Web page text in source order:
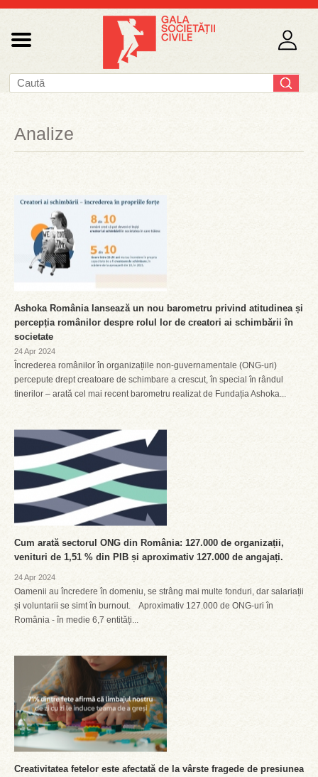
Analize
Ashoka România lansează un nou barometru privind atitudinea și
percepția românilor despre rolul lor de creatori ai schimbării în
societate
24 Apr 2024
Încrederea românilor în organizațiile non-guvernamentale (ONG-uri)
percepute drept creatoare de schimbare a crescut, în special în rândul
tinerilor – arată cel mai recent barometru realizat de Fundația Ashoka...
Cum arată sectorul ONG din România: 127.000 de organizații,
venituri de 1,51 % din PIB și aproximativ 127.000 de angajați.
24 Apr 2024
Oamenii au încredere în domeniu, se strâng mai multe fonduri, dar salariații
și voluntarii se simt în burnout. Aproximativ 127.000 de ONG-uri în
România - în medie 6,7 entități...
Creativitatea fetelor este afectată de la vârste fragede de presiunea